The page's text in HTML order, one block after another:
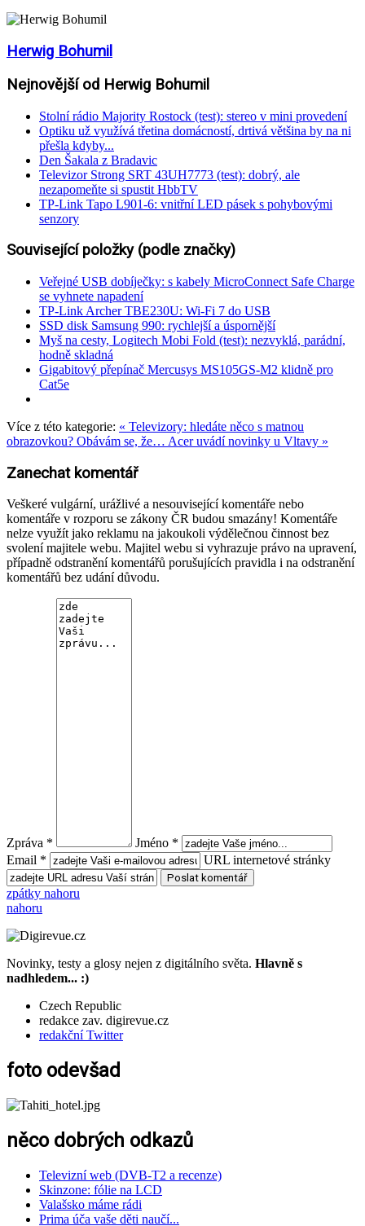
Herwig Bohumil
Nejnovější od Herwig Bohumil
Stolní rádio Majority Rostock (test): stereo v mini provedení
Optiku už využívá třetina domácností, drtivá většina by na ni
přešla kdyby...
Den Šakala z Bradavic
Televizor Strong SRT 43UH7773 (test): dobrý, ale
nezapomeňte si spustit HbbTV
TP-Link Tapo L901-6: vnitřní LED pásek s pohybovými
senzory
Související položky (podle značky)
Veřejné USB dobíječky: s kabely MicroConnect Safe Charge
se vyhnete napadení
TP-Link Archer TBE230U: Wi-Fi 7 do USB
SSD disk Samsung 990: rychlejší a úspornější
Myš na cesty, Logitech Mobi Fold (test): nezvyklá, parádní,
hodně skladná
Gigabitový přepínač Mercusys MS105GS-M2 klidně pro
Cat5e
Více z této kategorie: « Televizory: hledáte něco s matnou
obrazovkou? Obávám se, že… Acer uvádí novinky u Vltavy »
Zanechat komentář
Veškeré vulgární, urážlivé a nesouvisející komentáře nebo
komentáře v rozporu se zákony ČR budou smazány! Komentáře
nelze využít jako reklamu na jakoukoli výdělečnou činnost bez
svolení majitele webu. Majitel webu si vyhrazuje právo na upravení,
případně odstranění komentářů porušujících pravidla i na odstranění
komentářů bez udání důvodu.
Zpráva *
Jméno *
Email *
URL internetové stránky
zpátky nahoru
nahoru
Novinky, testy a glosy nejen z digitálního světa. Hlavně s
nadhledem... :)
Czech Republic
redakce zav. digirevue.cz
redakční Twitter
foto odevšad
něco dobrých odkazů
Televizní web (DVB-T2 a recenze)
Skinzone: fólie na LCD
Valašsko máme rádi
Prima úča vaše děti naučí...